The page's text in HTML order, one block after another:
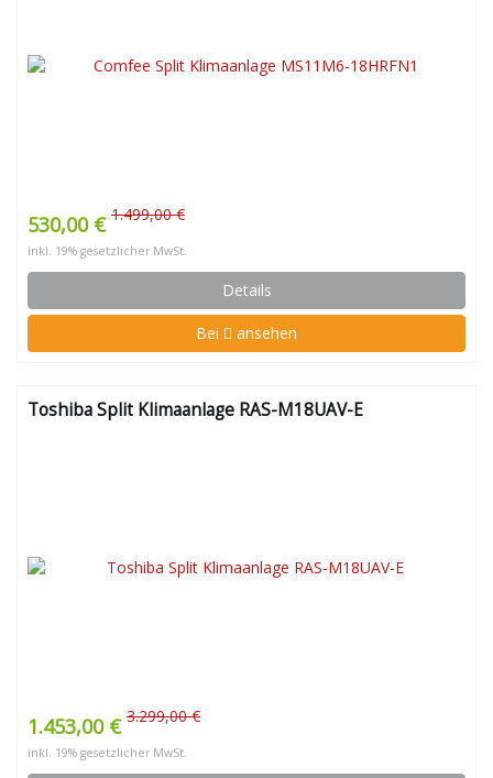
530,00 € 1.499,00 €
inkl. 19% gesetzlicher MwSt.
Details
Bei ansehen
Toshiba Split Klimaanlage RAS-M18UAV-E
1.453,00 € 3.299,00 €
inkl. 19% gesetzlicher MwSt.